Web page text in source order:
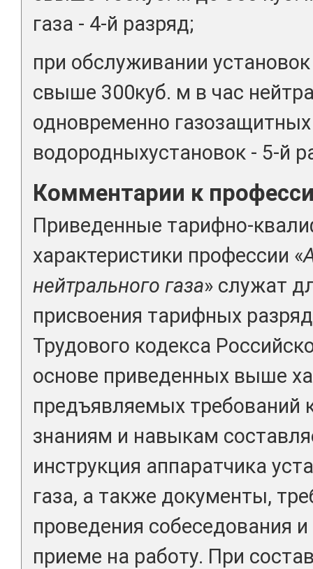
газа - 4-й разряд;
при обслуживании
свыше 300куб. м в час
одновременно
водородныхустановок - 5-й
Комментарии к
Приведенные тарифно-
характеристики профессии «
нейтрального газа» служат
присвоения тарифных
Трудового кодекса
основе приведенных выше
предъявляемых требований
знаниям и навыкам
инструкция аппаратчика
газа, а также документы,
проведения собеседования
приеме на работу. При